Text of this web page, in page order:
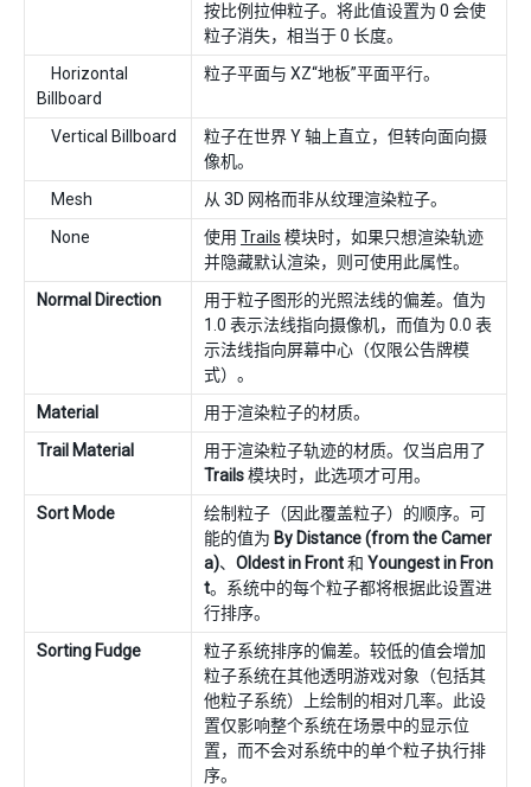
按比例拉伸粒子。将此值设置为 0 会使
粒子消失，相当于 0 长度。
Horizontal
Billboard
粒子平面与 XZ“地板”平面平行。
Vertical Billboard
粒子在世界 Y 轴上直立，但转向面向摄
像机。
Mesh
从 3D 网格而非从纹理渲染粒子。
None
使用 Trails 模块时，如果只想渲染轨迹
并隐藏默认渲染，则可使用此属性。
Normal Direction
用于粒子图形的光照法线的偏差。值为
1.0 表示法线指向摄像机，而值为 0.0 表
示法线指向屏幕中心（仅限公告牌模
式）。
Material
用于渲染粒子的材质。
Trail Material
用于渲染粒子轨迹的材质。仅当启用了
Trails模块时，此选项才可用。
Sort Mode
绘制粒子（因此覆盖粒子）的顺序。可
能的值为 By Distance (from the Camer
a)、 Oldest in Front和 Youngest in Fron
t。系统中的每个粒子都将根据此设置进
行排序。
Sorting Fudge
粒子系统排序的偏差。较低的值会增加
粒子系统在其他透明游戏对象（包括其
他粒子系统）上绘制的相对几率。此设
置仅影响整个系统在场景中的显示位
置，而不会对系统中的单个粒子执行排
序。